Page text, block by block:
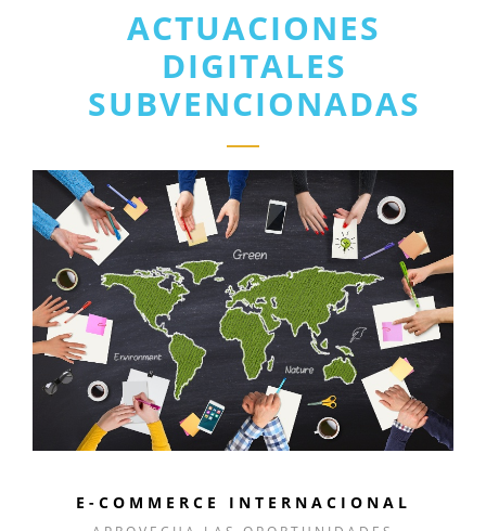
ACTUACIONES
DIGITALES
SUBVENCIONADAS
E-COMMERCE INTERNACIONAL